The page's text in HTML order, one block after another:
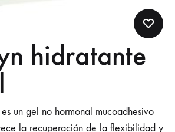
hidratante
un gel no hormonal mucoadhesivo
la recuperación de la flexibilidad y